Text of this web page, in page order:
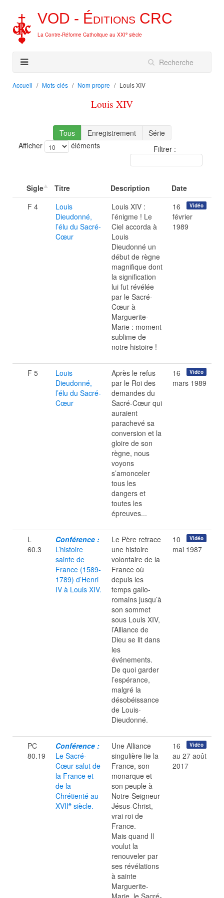
VOD - Éditions CRC
La Contre-Réforme Catholique au XXIe siècle
Accueil Mots-clés Nom propre Louis XIV
Louis XIV
Tous Enregistrement
Série
Afficher
éléments Filtrer :
Sigle Titre Description
Date
F 4
Louis
Dieudonné,
l’élu du Sacré-
Cœur
Louis XIV :
l’énigme ! Le
Ciel accorda à
Louis
Dieudonné un
début de règne
magnifique dont
la signification
lui fut révélée
par le Sacré-
Cœur à
Marguerite-
Marie : moment
sublime de
notre histoire !
Vidéo
16
février
1989
F 5
Louis
Dieudonné,
l’élu du Sacré-
Cœur
Après le refus
par le Roi des
demandes du
Sacré-Cœur qui
auraient
parachevé sa
conversion et la
gloire de son
règne, nous
voyons
s’amonceler
tous les
dangers et
toutes les
épreuves...
Vidéo
16
mars 1989
L
60.3
Conférence :
L’histoire
sainte de
France (1589-
1789) d’Henri
IV à Louis XIV.
Le Père retrace
une histoire
volontaire de la
France où
depuis les
temps gallo-
romains jusqu’à
son sommet
sous Louis XIV,
l’Alliance de
Dieu se lit dans
les
événements.
De quoi garder
l’espérance,
malgré la
désobéissance
de Louis-
Dieudonné.
Vidéo
10
mai 1987
PC
80.19
Conférence :
Le Sacré-
Cœur salut de
la France et
de la
Chrétienté au
XVIIe siècle.
Une Alliance
singulière lie la
France, son
monarque et
son peuple à
Notre-Seigneur
Jésus-Christ,
vrai roi de
France.
Mais quand Il
voulut la
renouveler par
ses révélations
à sainte
Marguerite-
Marie, le Sacré-
Vidéo
16
au 27 août
2017